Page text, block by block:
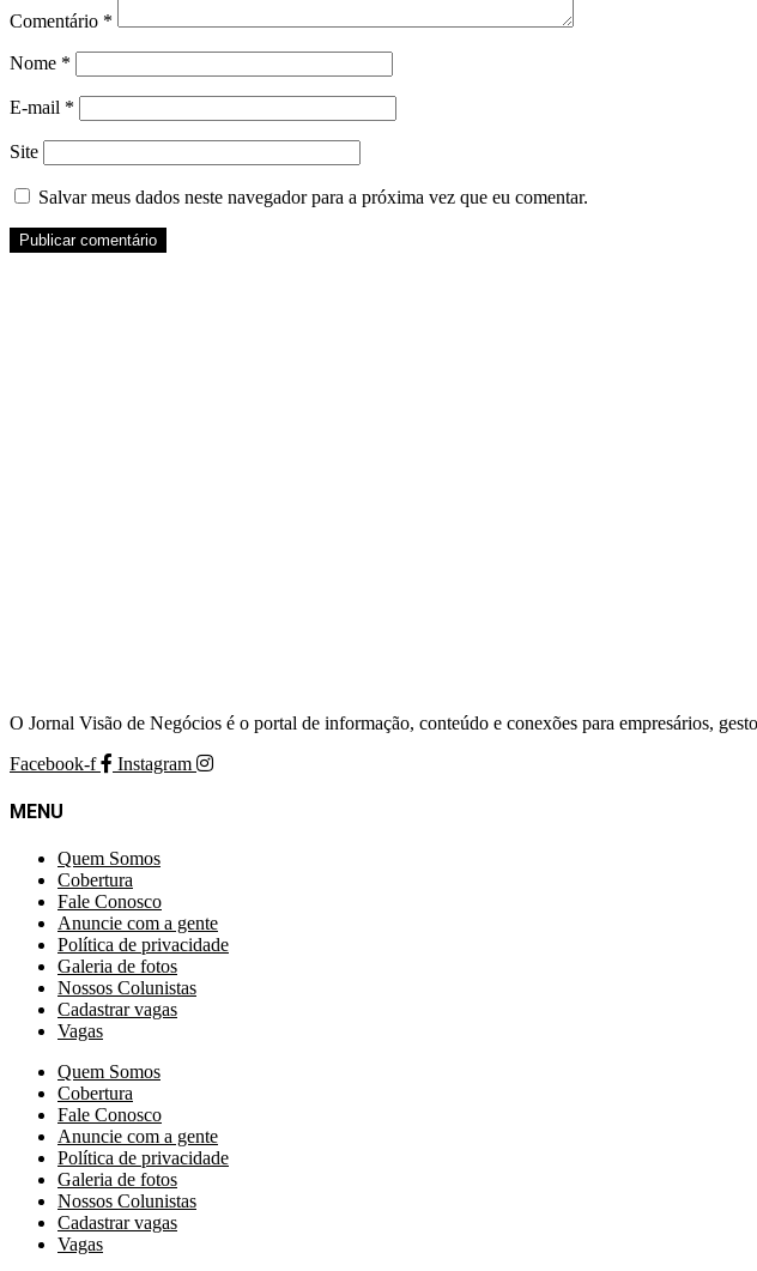
Comentário *
Nome *
E-mail *
Site
Salvar meus dados neste navegador para a próxima vez que eu comentar.
O Jornal Visão de Negócios é o portal de informação, conteúdo e conexões para empresários,
Facebook-f
Instagram
MENU
Quem Somos
Cobertura
Fale Conosco
Anuncie com a gente
Política de privacidade
Galeria de fotos
Nossos Colunistas
Cadastrar vagas
Vagas
Quem Somos
Cobertura
Fale Conosco
Anuncie com a gente
Política de privacidade
Galeria de fotos
Nossos Colunistas
Cadastrar vagas
Vagas